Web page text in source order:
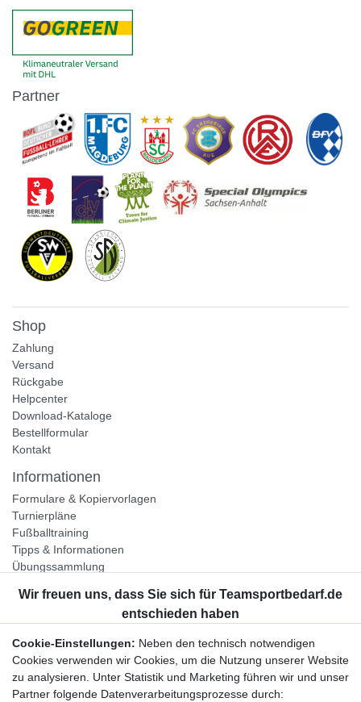
Partner
Shop
Zahlung
Versand
Rückgabe
Helpcenter
Download-Kataloge
Bestellformular
Kontakt
Informationen
Formulare & Kopiervorlagen
Turnierpläne
Fußballtraining
Tipps & Informationen
Übungssammlung
Unternehmen
Widerrufsrecht
Bestellung widerrufen
Cookie-Einstellungen: Neben den technisch notwendigen
Cookies verwenden wir Cookies, um die Nutzung unserer Website
zu analysieren. Unter Statistik und Marketing führen wir und unser
Partner folgende Datenverarbeitungsprozesse durch: